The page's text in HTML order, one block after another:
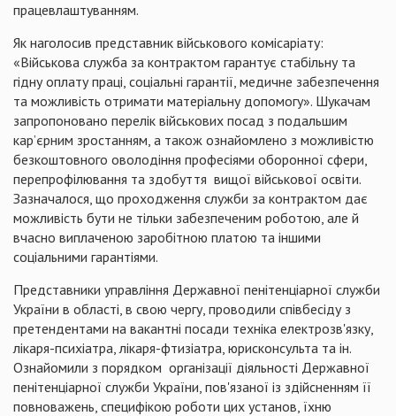
працевлаштуванням.
Як наголосив представник військового комісаріату:
«Військова служба за контрактом гарантує стабільну та
гідну оплату праці, соціальні гарантії, медичне забезпечення
та можливість отримати матеріальну допомогу». Шукачам
запропоновано перелік військових посад з подальшим
кар’єрним зростанням, а також ознайомлено з можливістю
безкоштовного оволодіння професіями оборонної сфери,
перепрофілювання та здобуття вищої військової освіти.
Зазначалося, що проходження служби за контрактом дає
можливість бути не тільки забезпеченим роботою, але й
вчасно виплаченою заробітною платою та іншими
соціальними гарантіями.
Представники управління Державної пенітенціарної служби
України в області, в свою чергу, проводили співбесіду з
претендентами на вакантні посади техніка електрозв'язку,
лікаря-психіатра, лікаря-фтизіатра, юрисконсульта та ін.
Ознайомили з порядком організації діяльності Державної
пенітенціарної служби України, пов'язаної із здійсненням її
повноважень, специфікою роботи цих установ, їхню